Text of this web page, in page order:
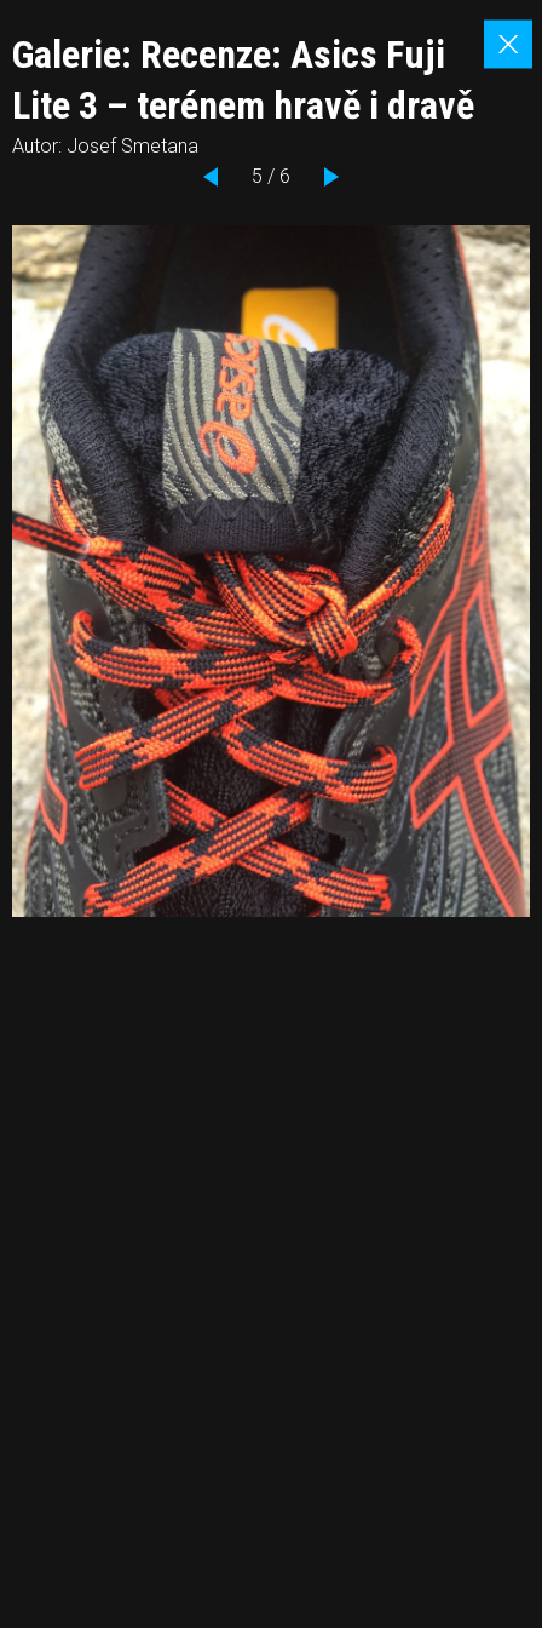
Galerie: Recenze: Asics Fuji
Lite 3 – terénem hravě i dravě
Autor: Josef Smetana
5 / 6